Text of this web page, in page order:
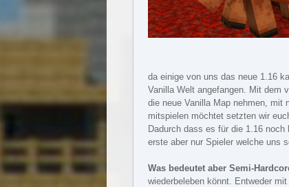
da einige von uns das neue 1.16
Vanilla Welt angefangen. Mit dem
die neue Vanilla Map nehmen, mit
mitspielen möchtet setzten wir
Dadurch dass es für die 1.16
erste aber nur Spieler welche uns
Was bedeutet aber Semi-
wiederbeleben könnt. Entweder